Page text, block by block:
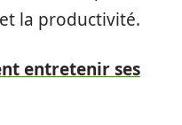
la productivité.
entretenir ses